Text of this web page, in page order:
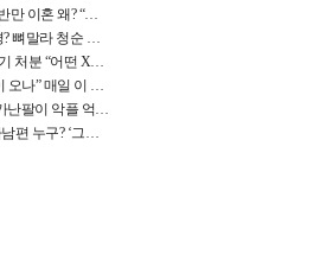
유혜리, 배우 이근희과 1년 반만 이혼 왜? “식칼 꽂고 의자 던져” 충격 폭로(특종)[어제TV]
임지연, 그림 같은 발리 배경? 뼈말라 청순 비키니 핏에 상대 안 되네
김성수, ♥박소윤 집 이불 폐기 처분 “어떤 X이랑 썼을지 몰라” 질투(신랑수업2)[어제TV]
44kg 송가인 “비가 오나 눈이 오나” 매일 이 운동, 허벅지 근육량 상승+체지방 감소
“연예인 걱정 NO” 김승현, 가난팔이 악플 억울할만‥아내+딸과 日 여행
재혼 강성연 ♥2살 연하 의사남편 누구? ‘그알’ 자문의에 훈남 비주얼 초엘리트 스펙 [종합]